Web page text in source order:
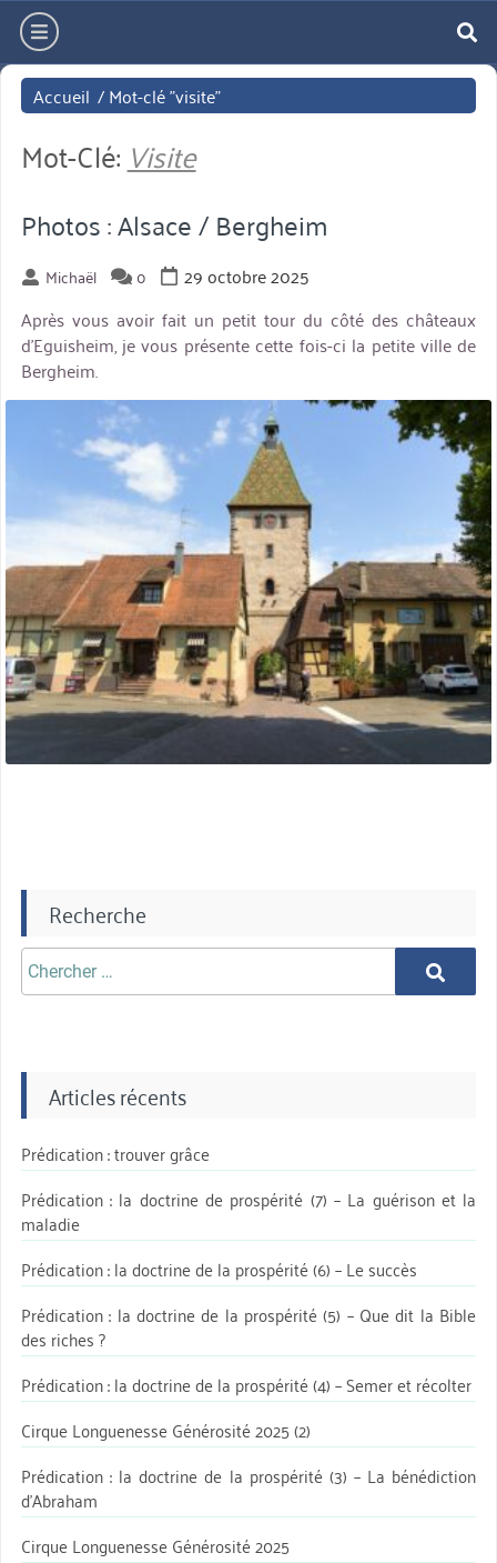
Aller
directement
au
contenu
hamburger
Accueil /Mot-clé "visite"
Mot-Clé: Visite
Photos : Alsace / Bergheim
Michaël 0
29 octobre 2025
Après vous avoir fait un petit tour du côté des châteaux
d’Eguisheim, je vous présente cette fois-ci la petite ville de
Bergheim.
Recherche
Chercher
aprè:
Chercher
Articles récents
Prédication : trouver grâce
Prédication : la doctrine de prospérité (7) – La guérison et la
maladie
Prédication : la doctrine de la prospérité (6) – Le succès
Prédication : la doctrine de la prospérité (5) – Que dit la Bible
des riches ?
Prédication : la doctrine de la prospérité (4) – Semer et récolter
Cirque Longuenesse Générosité 2025 (2)
Prédication : la doctrine de la prospérité (3) – La bénédiction
d’Abraham
Cirque Longuenesse Générosité 2025